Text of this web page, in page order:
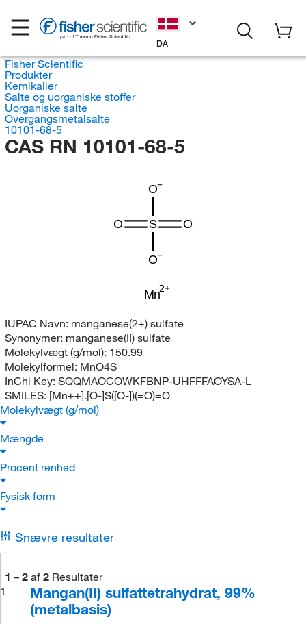
DA
Fisher Scientific
Produkter
Kemikalier
Salte og uorganiske stoffer
Uorganiske salte
Overgangsmetalsalte
10101-68-5
CAS RN 10101-68-5
Mn
O
S
O
O
O
IUPAC Navn: manganese(2+) sulfate
Synonymer: manganese(II) sulfate
Molekylvægt (g/mol): 150.99
Molekylformel: MnO4S
InChi Key: SQQMAOCOWKFBNP-UHFFFAOYSA-L
SMILES: [Mn++].[O-]S([O-])(=O)=O
Molekylvægt (g/mol)
Mængde
Procent renhed
Fysisk form
Snævre resultater
1 – 2 af 2 Resultater
1
Mangan(II) sulfattetrahydrat, 99%
(metalbasis)